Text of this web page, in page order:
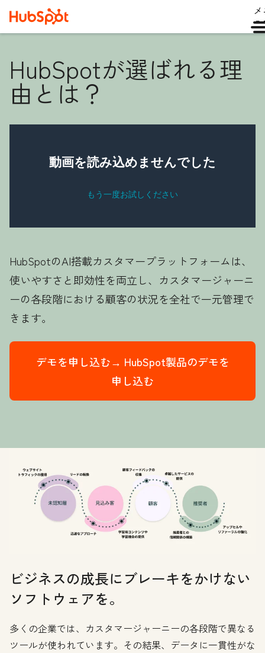
HubSpotが選ばれる理
由とは？
HubSpotのAI搭載カスタマープラットフォームは、
使いやすさと即効性を両立し、カスタマージャーニ
ーの各段階における顧客の状況を全社で一元管理で
きます。
デモを申し込む→ HubSpot製品のデモを
申し込む
ビジネスの成長にブレーキをかけない
ソフトウェアを。
多くの企業では、カスタマージャーニーの各段階で異なる
ツールが使われています。その結果、データに一貫性がな